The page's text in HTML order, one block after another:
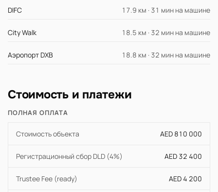
DIFC 17.9 км · 31 мин на машине
City Walk 18.5 км · 32 мин на машине
Аэропорт DXB 18.8 км · 32 мин на машине
Стоимость и платежи
ПОЛНАЯ ОПЛАТА
Стоимость объекта AED 810 000
Регистрационный сбор DLD (4%) AED 32 400
Trustee Fee (ready) AED 4 200